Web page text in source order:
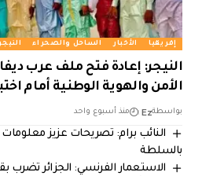
إفريقيا الأخبار الساحل والصحراء
النيجر: إعادة فتح ملف عرب
الأمن والهوية الوطنية أمام
بواسطةEz منذ أسبوع واحد
النائب برام: تصريحات عزيز
بالسلطة
الاستعمار الفرنسي: الجزائر تضرب